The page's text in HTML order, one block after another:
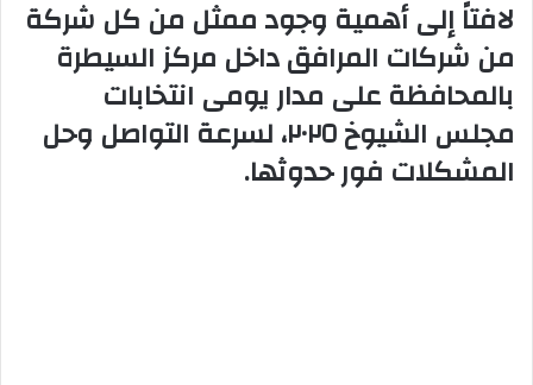
لافتاً إلى أهمية وجود ممثل من كل شركة
من شركات المرافق داخل مركز السيطرة
بالمحافظة على مدار يومى انتخابات
مجلس الشيوخ ٢٠٢٥، لسرعة التواصل وحل
المشكلات فور حدوثها.